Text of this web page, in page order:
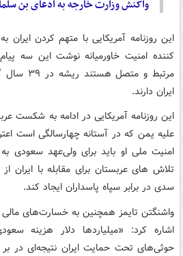
واکنش وزارت خارجه به ادعای بن
این روزنامه آمریکایی با متهم کردن
کننده امنیت خاورمیانه نوشت این سه
مرتبط و
ایران دارند.
این روزنامه آمریکایی در ادامه به شکست
علیه یمن که در آستانه چهارسالگی است
امنیت ملی او باید برای ولی‌عهد سعودی
تلاش های عربستان برای مقابله با ایران
سدی در برابر سپاه پاسداران ایجاد کند.
واشنگتن تایمز همچنین به خسارت‌های
اشاره کرد: «میلیاردها دلار هزینه
حوثی‌های تحت حمایت ایران نتیجه‌ای در